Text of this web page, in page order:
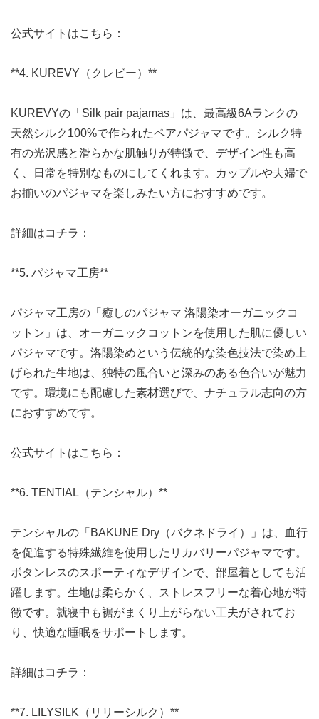
公式サイトはこちら：
**4. KUREVY（クレビー）**
KUREVYの「Silk pair pajamas」は、最高級6Aランクの
天然シルク100%で作られたペアパジャマです。シルク特
有の光沢感と滑らかな肌触りが特徴で、デザイン性も高
く、日常を特別なものにしてくれます。カップルや夫婦で
お揃いのパジャマを楽しみたい方におすすめです。
詳細はコチラ：
**5. パジャマ工房**
パジャマ工房の「癒しのパジャマ 洛陽染オーガニックコ
ットン」は、オーガニックコットンを使用した肌に優しい
パジャマです。洛陽染めという伝統的な染色技法で染め上
げられた生地は、独特の風合いと深みのある色合いが魅力
です。環境にも配慮した素材選びで、ナチュラル志向の方
におすすめです。
公式サイトはこちら：
**6. TENTIAL（テンシャル）**
テンシャルの「BAKUNE Dry（バクネドライ）」は、血行
を促進する特殊繊維を使用したリカバリーパジャマです。
ボタンレスのスポーティなデザインで、部屋着としても活
躍します。生地は柔らかく、ストレスフリーな着心地が特
徴です。就寝中も裾がまくり上がらない工夫がされてお
り、快適な睡眠をサポートします。
詳細はコチラ：
**7. LILYSILK（リリーシルク）**